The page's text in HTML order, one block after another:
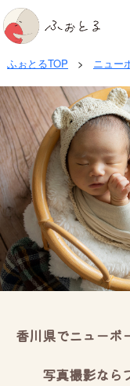
ふぉとるTOP > ニュー
香川県でニューボ
写真撮影なら